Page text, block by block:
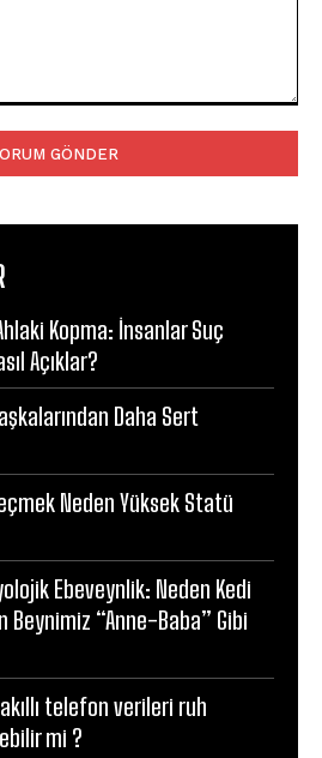
Kopma: İnsanlar Suç
Açıklar?
Daha Sert
Neden Yüksek Statü
Ebeveynlik: Neden Kedi
Beynimiz “Anne-Baba” Gibi
telefon verileri ruh
mi ?